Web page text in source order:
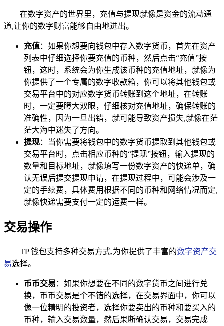
在数字资产的世界里，充值与提现就像是资金的流动通
道,让你的数字财富能够自由地进出。
充值：如果你想要向钱包中存入数字货币，首先在资产
列表中仔细选择你要充值的币种，然后点击“充值”按
钮，这时，系统会为你生成该币种的充值地址，就像为
你提供了一个专属的数字收款箱，你可以将其他钱包或
交易平台中的对应数字货币转账到这个地址，在转账
时，一定要瞪大双眼，仔细核对充值地址，确保转账的
准确性，因为一旦出错，就可能导致资产损失,就像在茫
茫大海中迷失了方向。
提现：当你需要将钱包中的数字货币提取到其他钱包或
交易平台时，点击相应币种的“提现”按钮，输入提现的
数量和目标地址，就像填写一份数字资产的快递单，确
认无误后提交提现申请，在提现过程中，可能会涉及一
定的手续费，具体费用根据不同的币种和网络情况而定,
就像快递需要支付一定的运费一样。
交易操作
TP 钱包支持多种交易方式,为你提供了丰富的数字资产交
易选择。
币币交易 ：如果你想要在不同的数字货币之间进行兑
换，币币交易是个不错的选择，在交易界面中，你可以
像一位精明的投资者，选择你要卖出的币种和要买入的
币种，输入交易数量，然后果断确认交易，交易完成